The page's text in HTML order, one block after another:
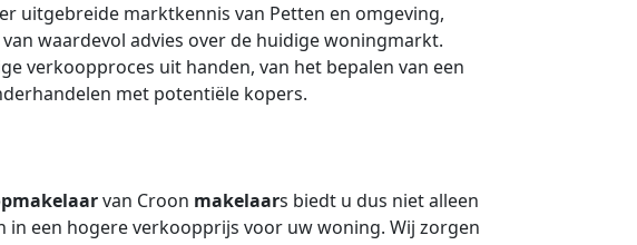
uitgebreide marktkennis van Petten en omgeving,
waardevol advies over de huidige woningmarkt.
verkoopproces uit handen, van het bepalen van een
met potentiële kopers.
van Croon makelaars biedt u dus niet alleen
in een hogere verkoopprijs voor uw woning. Wij zorgen